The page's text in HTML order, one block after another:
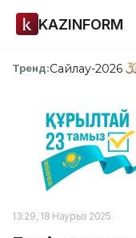
KAZINFORM
Тренд:Сайлау-2026
13:29, 18 Наурыз 2025